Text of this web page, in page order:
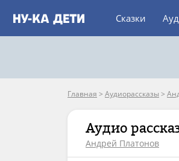
Сказки
Главная > Аудиорассказы >
Аудио
Андрей Платонов